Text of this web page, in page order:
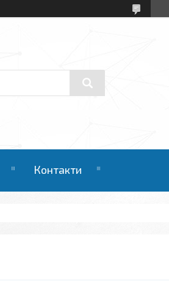
Контакти